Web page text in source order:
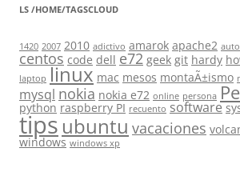
LS /HOME/TAGSCLOUD
1420 2007 2010 adictivo amarok apache2
centos code dell e72 geek git hardy
laptop linux mac mesos montaÃ±ismo
mysql nokia nokia e72 online persona
python raspberry PI recuento software
tips ubuntu vacaciones
windows windows xp